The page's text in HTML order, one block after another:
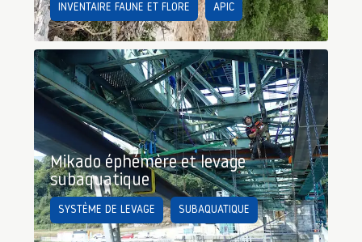
INVENTAIRE FAUNE ET FLORE APIC
Mikado éphémère et levage
subaquatique
SYSTÈME DE LEVAGE SUBAQUATIQUE